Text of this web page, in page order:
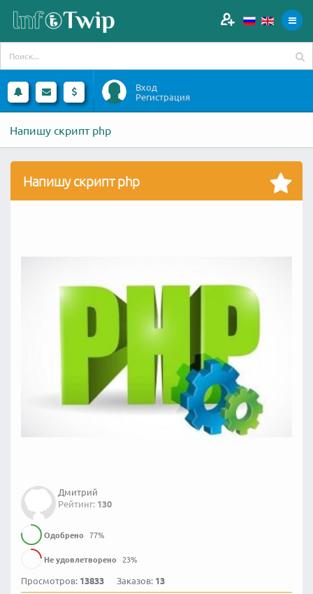
Вход
Регистрация
Напишу скрипт php
Напишу скрипт php
Дмитрий
Рейтинг: 130
Одобрено 77%
Не удовлетворено 23%
Просмотров: 13833 Заказов: 13